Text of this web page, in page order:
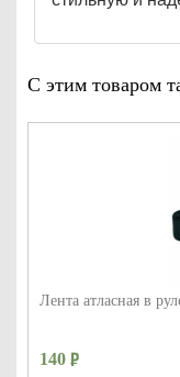
С этим товаром
Лента атласная в
140